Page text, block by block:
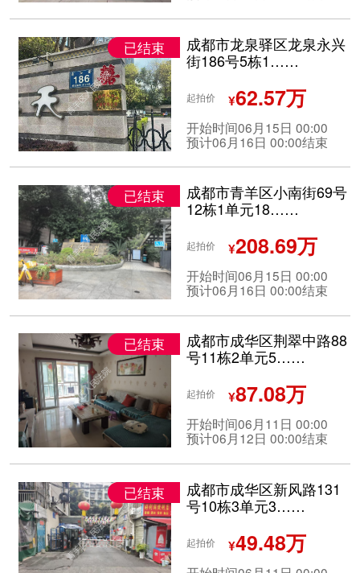
已结束
成都市龙泉驿区龙泉永兴
街186号5栋1……
起拍价 ¥62.57万
开始时间06月15日 00:00
预计06月16日 00:00结束
已结束
成都市青羊区小南街69号
12栋1单元18……
起拍价 ¥208.69万
开始时间06月15日 00:00
预计06月16日 00:00结束
已结束
成都市成华区荆翠中路88
号11栋2单元5……
起拍价 ¥87.08万
开始时间06月11日 00:00
预计06月12日 00:00结束
已结束
成都市成华区新风路131
号10栋3单元3……
起拍价 ¥49.48万